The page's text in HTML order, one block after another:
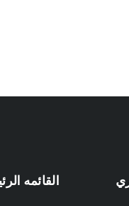
القائمه